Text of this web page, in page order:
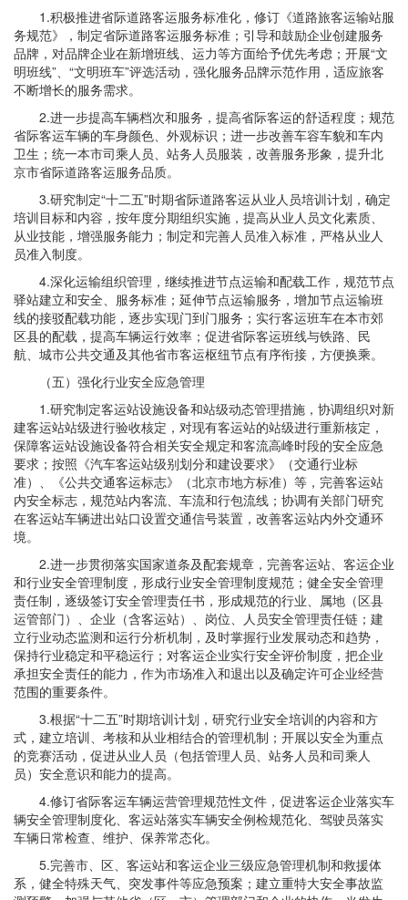
1.积极推进省际道路客运服务标准化，修订《道路旅客运输站服
务规范》，制定省际道路客运服务标准；引导和鼓励企业创建服务
品牌，对品牌企业在新增班线、运力等方面给予优先考虑；开展“文
明班线”、“文明班车”评选活动，强化服务品牌示范作用，适应旅客
不断增长的服务需求。
2.进一步提高车辆档次和服务，提高省际客运的舒适程度；规范
省际客运车辆的车身颜色、外观标识；进一步改善车容车貌和车内
卫生；统一本市司乘人员、站务人员服装，改善服务形象，提升北
京市省际道路客运服务品质。
3.研究制定“十二五”时期省际道路客运从业人员培训计划，确定
培训目标和内容，按年度分期组织实施，提高从业人员文化素质、
从业技能，增强服务能力；制定和完善人员准入标准，严格从业人
员准入制度。
4.深化运输组织管理，继续推进节点运输和配载工作，规范节点
驿站建立和安全、服务标准；延伸节点运输服务，增加节点运输班
线的接驳配载功能，逐步实现门到门服务；实行客运班车在本市郊
区县的配载，提高车辆运行效率；促进省际客运班线与铁路、民
航、城市公共交通及其他省市客运枢纽节点有序衔接，方便换乘。
（五）强化行业安全应急管理
1.研究制定客运站设施设备和站级动态管理措施，协调组织对新
建客运站站级进行验收核定，对现有客运站的站级进行重新核定，
保障客运站设施设备符合相关安全规定和客流高峰时段的安全应急
要求；按照《汽车客运站级别划分和建设要求》（交通行业标
准）、《公共交通客运标志》（北京市地方标准）等，完善客运站
内安全标志，规范站内客流、车流和行包流线；协调有关部门研究
在客运站车辆进出站口设置交通信号装置，改善客运站内外交通环
境。
2.进一步贯彻落实国家道条及配套规章，完善客运站、客运企业
和行业安全管理制度，形成行业安全管理制度规范；健全安全管理
责任制，逐级签订安全管理责任书，形成规范的行业、属地（区县
运管部门）、企业（含客运站）、岗位、人员安全管理责任链；建
立行业动态监测和运行分析机制，及时掌握行业发展动态和趋势，
保持行业稳定和平稳运行；对客运企业实行安全评价制度，把企业
承担安全责任的能力，作为市场准入和退出以及确定许可企业经营
范围的重要条件。
3.根据“十二五”时期培训计划，研究行业安全培训的内容和方
式，建立培训、考核和从业相结合的管理机制；开展以安全为重点
的竞赛活动，促进从业人员（包括管理人员、站务人员和司乘人
员）安全意识和能力的提高。
4.修订省际客运车辆运营管理规范性文件，促进客运企业落实车
辆安全管理制度化、客运站落实车辆安全例检规范化、驾驶员落实
车辆日常检查、维护、保养常态化。
5.完善市、区、客运站和客运企业三级应急管理机制和救援体
系，健全特殊天气、突发事件等应急预案；建立重特大安全事故监